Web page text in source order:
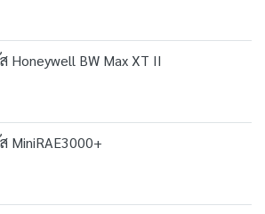
Honeywell BW Max XT II
MiniRAE3000+